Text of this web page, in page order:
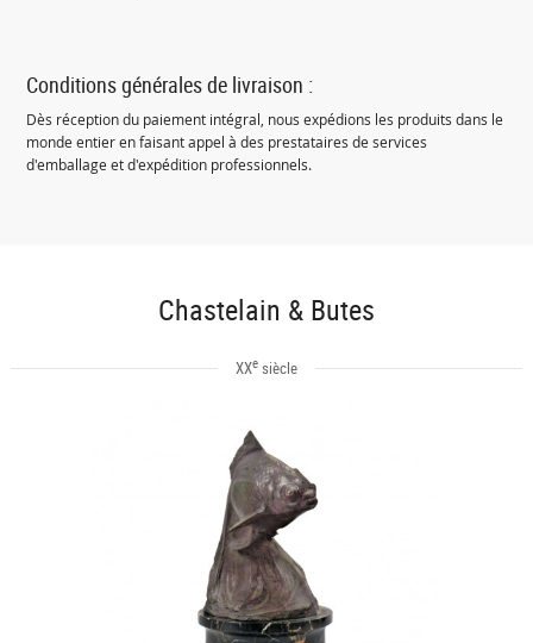
Conditions générales de livraison :
Dès réception du paiement intégral, nous expédions les produits dans le
monde entier en faisant appel à des prestataires de services
d'emballage et d'expédition professionnels.
Chastelain & Butes
XXesiècle